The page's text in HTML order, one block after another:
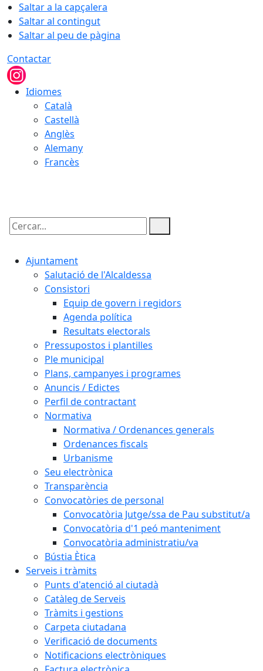
Saltar a la capçalera
Saltar al contingut
Saltar al peu de pàgina
Contactar
Idiomes
Català
Castellà
Anglès
Alemany
Francès
Cercar:
Ajuntament
Salutació de l'Alcaldessa
Consistori
Equip de govern i regidors
Agenda política
Resultats electorals
Pressupostos i plantilles
Ple municipal
Plans, campanyes i programes
Anuncis / Edictes
Perfil de contractant
Normativa
Normativa / Ordenances generals
Ordenances fiscals
Urbanisme
Seu electrònica
Transparència
Convocatòries de personal
Convocatòria Jutge/ssa de Pau substitut/a
Convocatòria d'1 peó manteniment
Convocatòria administratiu/va
Bústia Ètica
Serveis i tràmits
Punts d'atenció al ciutadà
Catàleg de Serveis
Tràmits i gestions
Carpeta ciutadana
Verificació de documents
Notificacions electròniques